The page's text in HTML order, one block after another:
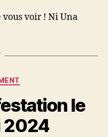
vous voir ! Ni Una
le
2024